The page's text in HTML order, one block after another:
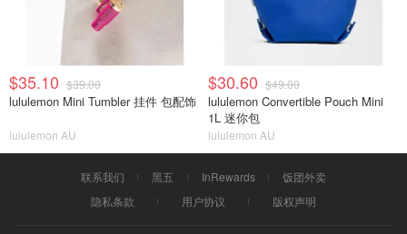
$35.10 $39.00
lululemon Mini Tumbler 挂件 包配饰
lululemon AU
$30.60 $49.00
lululemon Convertible Pouch Mini
1L 迷你包
lululemon AU
联系我们 黑五 InRewards
饭团外卖
隐私条款
用户协议 版权声明